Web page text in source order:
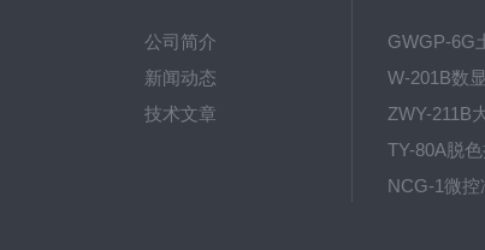
公司简介
新闻动态
技术文章